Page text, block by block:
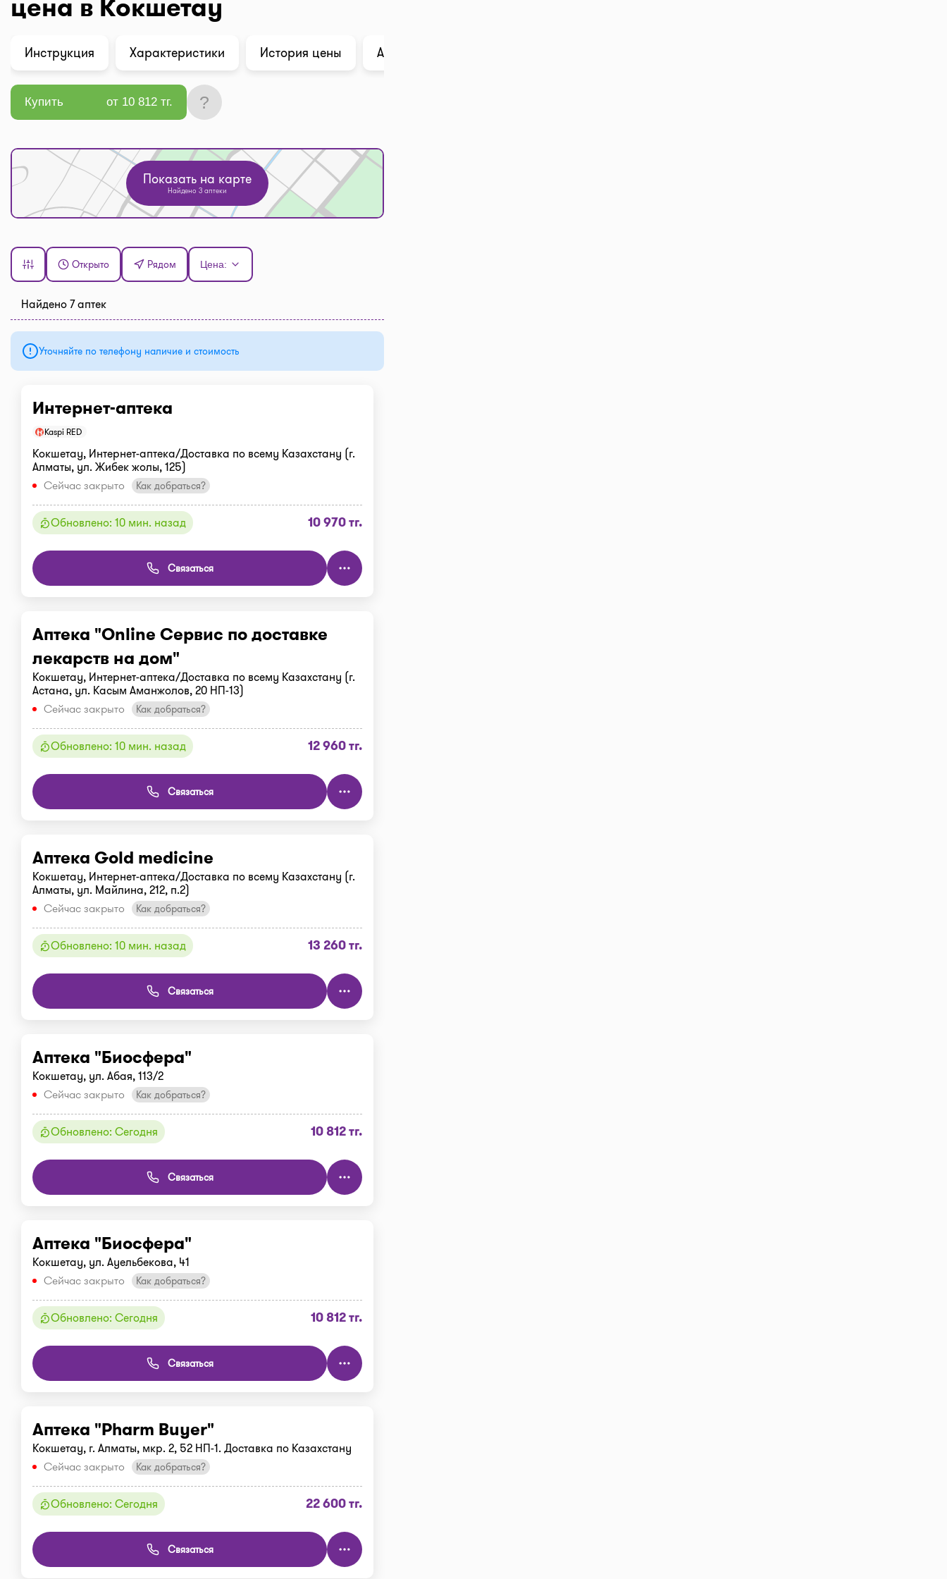
цена в Кокшетау
Инструкция Характеристики История цены Анализ в ChatGPT
Купить от 10 812 тг. ?
Показать на карте
Найдено 3 аптеки
Открыто Рядом Цена:
Найдено 7 аптек
Уточняйте по телефону наличие и стоимость
Интернет-аптека
Kaspi RED
Кокшетау, Интернет-аптека/Доставка по всему Казахстану (г.
Алматы, ул. Жибек жолы, 125)
Сейчас закрыто
Как добраться?
Обновлено: 10 мин. назад 10 970 тг.
Связаться
Аптека "Online Сервис по доставке
лекарств на дом"
Кокшетау, Интернет-аптека/Доставка по всему Казахстану (г.
Астана, ул. Касым Аманжолов, 20 НП-13)
Сейчас закрыто
Как добраться?
Обновлено: 10 мин. назад 12 960 тг.
Связаться
Аптека Gold medicine
Кокшетау, Интернет-аптека/Доставка по всему Казахстану (г.
Алматы, ул. Майлина, 212, п.2)
Сейчас закрыто
Как добраться?
Обновлено: 10 мин. назад 13 260 тг.
Связаться
Аптека "Биосфера"
Кокшетау, ул. Абая, 113/2
Сейчас закрыто
Как добраться?
Обновлено: Сегодня 10 812 тг.
Связаться
Аптека "Биосфера"
Кокшетау, ул. Ауельбекова, 41
Сейчас закрыто
Как добраться?
Обновлено: Сегодня 10 812 тг.
Связаться
Аптека "Pharm Buyer"
Кокшетау, г. Алматы, мкр. 2, 52 НП-1. Доставка по Казахстану
Сейчас закрыто
Как добраться?
Обновлено: Сегодня 22 600 тг.
Связаться